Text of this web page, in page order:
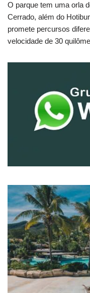
O parque tem uma orla
Cerrado, além do
promete percursos
velocidade de 30